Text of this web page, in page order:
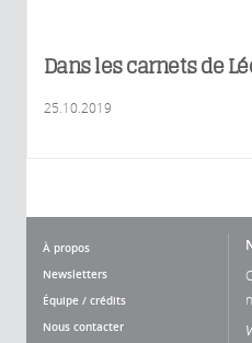
Dans les carnets de
25.10.2019
À propos
Newsletters
Équipe / crédits
Nous contacter